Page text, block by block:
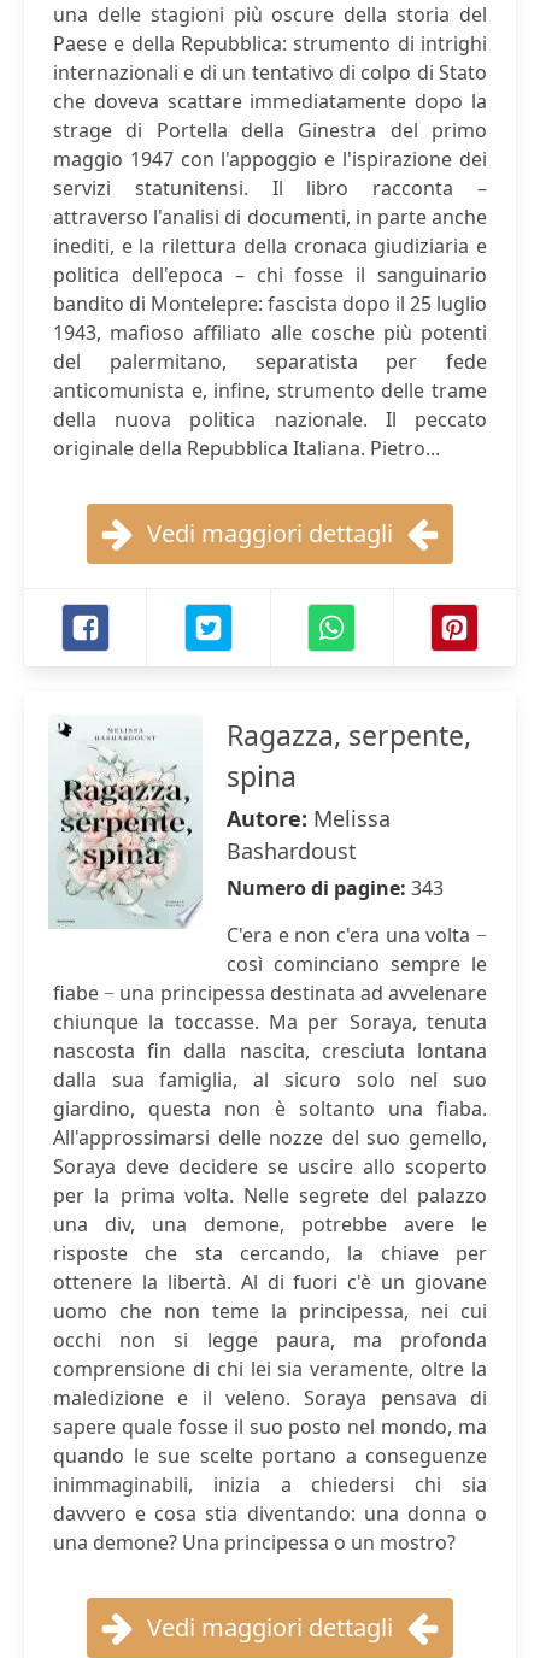
una delle stagioni più oscure della storia del
Paese e della Repubblica: strumento di intrighi
internazionali e di un tentativo di colpo di Stato
che doveva scattare immediatamente dopo la
strage di Portella della Ginestra del primo
maggio 1947 con l'appoggio e l'ispirazione dei
servizi statunitensi. Il libro racconta –
attraverso l'analisi di documenti, in parte anche
inediti, e la rilettura della cronaca giudiziaria e
politica dell'epoca – chi fosse il sanguinario
bandito di Montelepre: fascista dopo il 25 luglio
1943, mafioso affiliato alle cosche più potenti
del palermitano, separatista per fede
anticomunista e, infine, strumento delle trame
della nuova politica nazionale. Il peccato
originale della Repubblica Italiana. Pietro...
Vedi maggiori dettagli
Ragazza, serpente,
spina
Autore: Melissa
Bashardoust
Numero di pagine: 343
C'era e non c'era una volta −
così cominciano sempre le
fiabe − una principessa destinata ad avvelenare
chiunque la toccasse. Ma per Soraya, tenuta
nascosta fin dalla nascita, cresciuta lontana
dalla sua famiglia, al sicuro solo nel suo
giardino, questa non è soltanto una fiaba.
All'approssimarsi delle nozze del suo gemello,
Soraya deve decidere se uscire allo scoperto
per la prima volta. Nelle segrete del palazzo
una div, una demone, potrebbe avere le
risposte che sta cercando, la chiave per
ottenere la libertà. Al di fuori c'è un giovane
uomo che non teme la principessa, nei cui
occhi non si legge paura, ma profonda
comprensione di chi lei sia veramente, oltre la
maledizione e il veleno. Soraya pensava di
sapere quale fosse il suo posto nel mondo, ma
quando le sue scelte portano a conseguenze
inimmaginabili, inizia a chiedersi chi sia
davvero e cosa stia diventando: una donna o
una demone? Una principessa o un mostro?
Vedi maggiori dettagli